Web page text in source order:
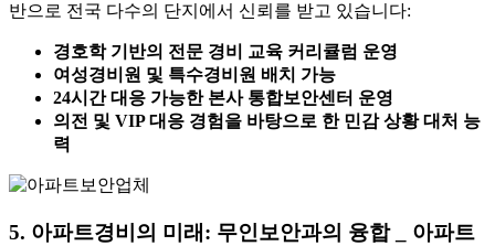
반으로 전국 다수의 단지에서 신뢰를 받고 있습니다:
경호학 기반의 전문 경비 교육 커리큘럼 운영
여성경비원 및 특수경비원 배치 가능
24시간 대응 가능한 본사 통합보안센터 운영
의전 및 VIP 대응 경험을 바탕으로 한 민감 상황 대처 능
력
5. 아파트경비의 미래: 무인보안과의 융합 _ 아파트